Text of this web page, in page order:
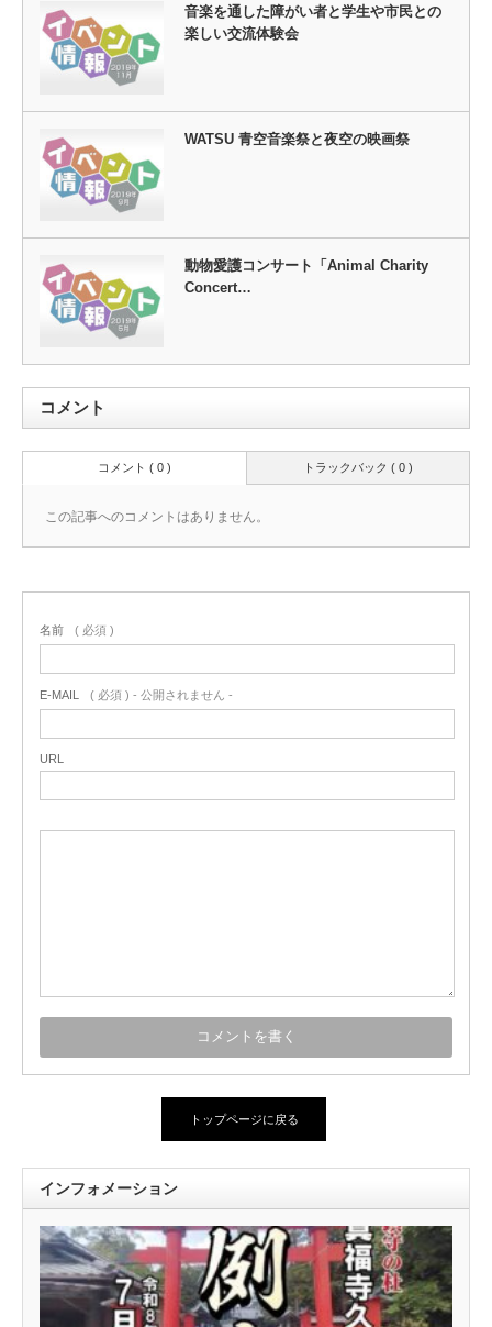
音楽を通した障がい者と学生や市民との
楽しい交流体験会
WATSU 青空音楽祭と夜空の映画祭
動物愛護コンサート「Animal Charity
Concert…
コメント
トラックバック ( 0 )
コメント ( 0 )
この記事へのコメントはありません。
名前 ( 必須 )
E-MAIL ( 必須 ) - 公開されません -
URL
トップページに戻る
インフォメーション